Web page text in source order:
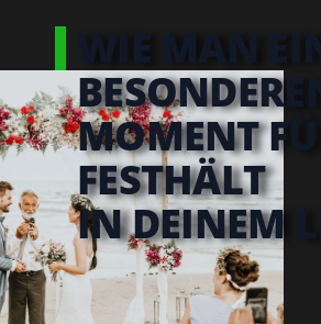
WIE MAN
MOMENT
FESTHÄLT
IN DEINEM